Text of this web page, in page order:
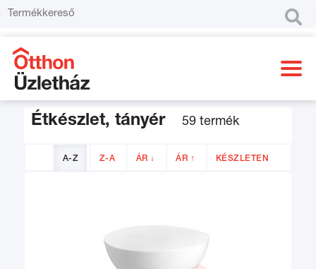

Étkészlet, tányér 59 termék
A-Z Z-A ÁR ↓ ÁR ↑ KÉSZLETEN